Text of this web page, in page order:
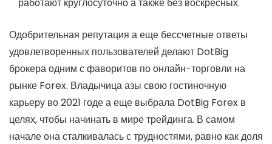
Одобрительная репутация а еще бессчетные ответы
удовлетворенных пользователей делают DotBig
брокера одним с фаворитов по онлайн-торговли на
рынке Forex. Владычица азы свою гостиночную
карьеру во 2021 годе а еще выбрала DotBig Forex в
целях, чтобы начинать в мире трейдинга. В самом
начале она сталкивалась с трудностями, равно как доля